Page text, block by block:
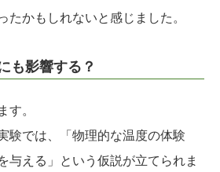
たかもしれないと感じました。
も影響する？
す。
験では、「物理的な温度の体験
与える」という仮説が立てられま